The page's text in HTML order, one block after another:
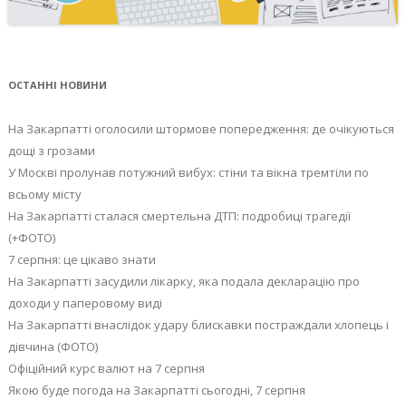
ОСТАННІ НОВИНИ
На Закарпатті оголосили штормове попередження: де очікуються
дощі з грозами
У Москві пролунав потужний вибух: стіни та вікна тремтіли по
всьому місту
На Закарпатті сталася смертельна ДТП: подробиці трагедії
(+ФОТО)
7 серпня: це цікаво знати
На Закарпатті засудили лікарку, яка подала декларацію про
доходи у паперовому виді
На Закарпатті внаслідок удару блискавки постраждали хлопець і
дівчина (ФОТО)
Офіційний курс валют на 7 серпня
Якою буде погода на Закарпатті сьогодні, 7 серпня